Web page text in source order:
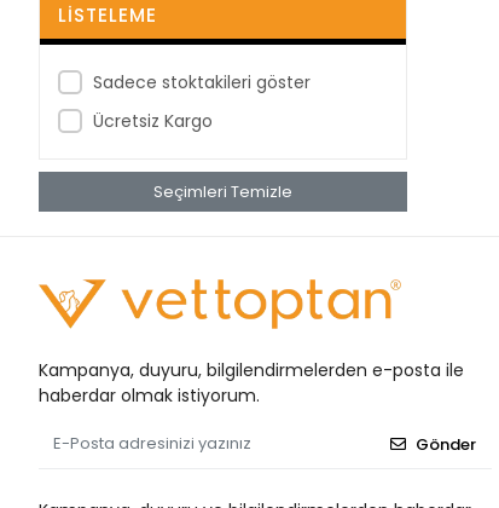
Betagauze
Betasan
Biorad
Bıçakcılar
Buster
Clean Ped
LISTELEME
Sadece stoktakileri göster
Ücretsiz Kargo
Seçimleri Temizle
Kampanya, duyuru, bilgilendirmelerden e-posta ile
haberdar olmak istiyorum.
Gönder